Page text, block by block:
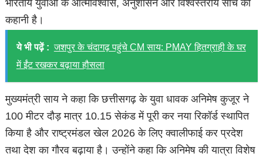
भारतीय युवाओं के आत्मविश्वास, अनुशासन और विश्वस्तरीय सोच की
कहानी है।
ये भी पढ़ें : जशपुर के चंदागढ़ पहुंचे CM साय: PMAY हितग्राही के घर
में ईंट रखकर बढ़ाया हौसला
मुख्यमंत्री साय ने कहा कि छत्तीसगढ़ के युवा धावक अनिमेष कुजूर ने
100 मीटर दौड़ मात्र 10.15 सेकंड में पूरी कर नया रिकॉर्ड स्थापित
किया है और राष्ट्रमंडल खेल 2026 के लिए क्वालीफाई कर प्रदेश
तथा देश का गौरव बढ़ाया है। उन्होंने कहा कि अनिमेष की यात्रा विशेष